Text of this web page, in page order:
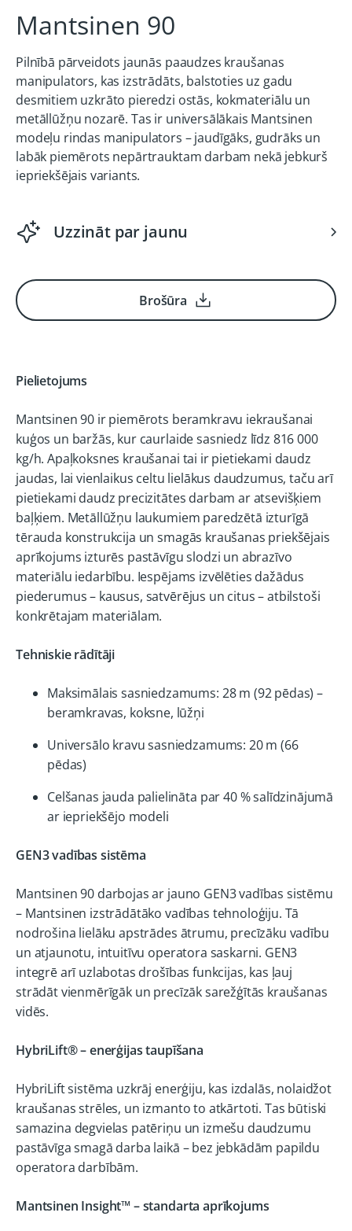
Mantsinen 90
Pilnībā pārveidots jaunās paaudzes kraušanas
manipulators, kas izstrādāts, balstoties uz gadu
desmitiem uzkrāto pieredzi ostās, kokmateriālu un
metāllūžņu nozarē. Tas ir universālākais Mantsinen
modeļu rindas manipulators – jaudīgāks, gudrāks un
labāk piemērots nepārtrauktam darbam nekā jebkurš
iepriekšējais variants.
Uzzināt par jaunu
Brošūra
Pielietojums
Mantsinen 90 ir piemērots beramkravu iekraušanai
kuģos un baržās, kur caurlaide sasniedz līdz 816 000
kg/h. Apaļkoksnes kraušanai tai ir pietiekami daudz
jaudas, lai vienlaikus celtu lielākus daudzumus, taču arī
pietiekami daudz precizitātes darbam ar atsevišķiem
baļķiem. Metāllūžņu laukumiem paredzētā izturīgā
tērauda konstrukcija un smagās kraušanas priekšējais
aprīkojums izturēs pastāvīgu slodzi un abrazīvo
materiālu iedarbību. Iespējams izvēlēties dažādus
piederumus – kausus, satvērējus un citus – atbilstoši
konkrētajam materiālam.
Tehniskie rādītāji
Maksimālais sasniedzamums: 28 m (92 pēdas) –
beramkravas, koksne, lūžņi
Universālo kravu sasniedzamums: 20 m (66
pēdas)
Celšanas jauda palielināta par 40 % salīdzinājumā
ar iepriekšējo modeli
GEN3 vadības sistēma
Mantsinen 90 darbojas ar jauno GEN3 vadības sistēmu
– Mantsinen izstrādātāko vadības tehnoloģiju. Tā
nodrošina lielāku apstrādes ātrumu, precīzāku vadību
un atjaunotu, intuitīvu operatora saskarni. GEN3
integrē arī uzlabotas drošības funkcijas, kas ļauj
strādāt vienmērīgāk un precīzāk sarežģītās kraušanas
vidēs.
HybriLift® – enerģijas taupīšana
HybriLift sistēma uzkrāj enerģiju, kas izdalās, nolaidžot
kraušanas strēles, un izmanto to atkārtoti. Tas būtiski
samazina degvielas patēriņu un izmešu daudzumu
pastāvīga smagā darba laikā – bez jebkādām papildu
operatora darbībām.
Mantsinen Insight™ – standarta aprīkojums